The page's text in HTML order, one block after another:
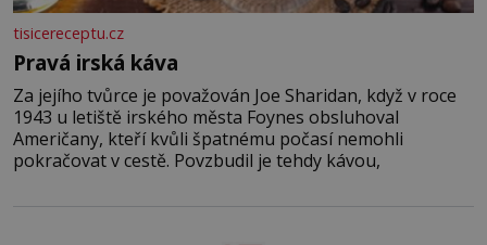
tisicereceptu.cz
Pravá irská káva
Za jejího tvůrce je považován Joe Sharidan, když v roce
1943 u letiště irského města Foynes obsluhoval
Američany, kteří kvůli špatnému počasí nemohli
pokračovat v cestě. Povzbudil je tehdy kávou,